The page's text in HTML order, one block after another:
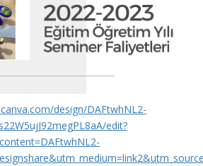
design/DAFtwhNL2-
edit?